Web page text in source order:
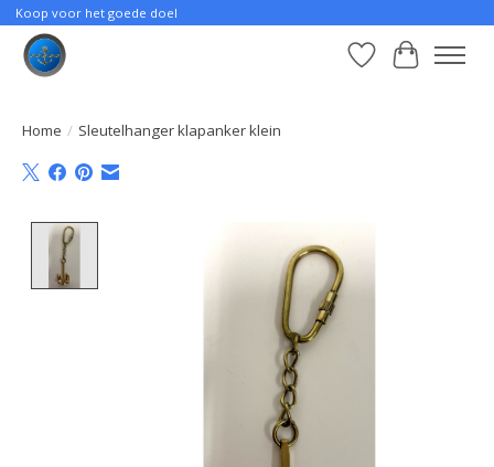
Koop voor het goede doel
Verlanglijst
Home / Sleutelhanger klapanker klein